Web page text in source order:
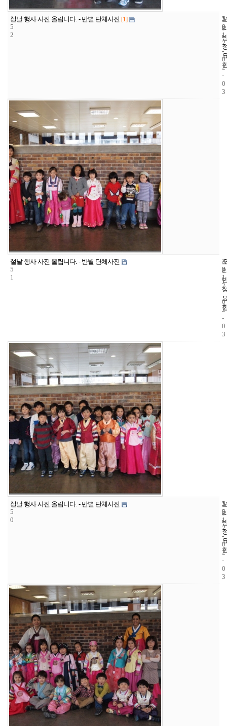
1
5
2
설날 행사 사진 올립니다. - 반별 단체사진 [1]
5
0
2
0
1
2
-
0
2
-
0
3
1
5
1
설날 행사 사진 올립니다. - 반별 단체사진
4
2
2
0
1
2
-
0
2
-
0
3
1
5
0
설날 행사 사진 올립니다. - 반별 단체사진
5
5
2
0
1
2
-
0
2
-
0
3